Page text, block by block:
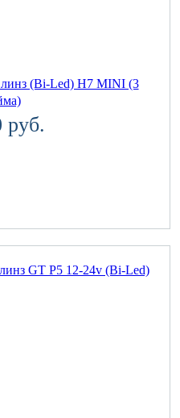
(Bi-Led) H7 MINI (3
руб.